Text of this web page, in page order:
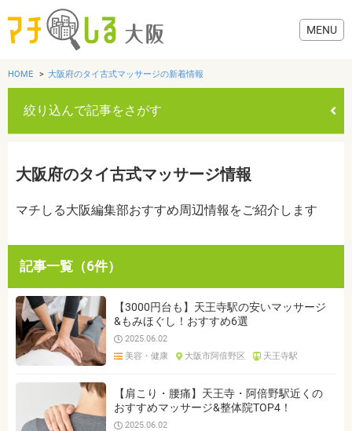
生活
HOME 大阪府のタイ古式マッサージの新着情報
絞り込んで記事をさがす
すべて グルメ 美容・健康 歯医者・病院 おでかけ
生活 お役立ち情報
クリア
大阪府のタイ古式マッサージ情報
マチしる大阪編集部おすすめ周辺情報をご紹介します
記事一覧（6件）
【3000円台も】天王寺駅の安いマッサージ
&もみほぐし！おすすめ6選
2025.06.02
美容・健康
大阪市阿倍野区 天王寺駅
【肩こり・腰痛】天王寺・阿倍野駅近くの
おすすめマッサージ&整体院TOP4！
2025.06.02